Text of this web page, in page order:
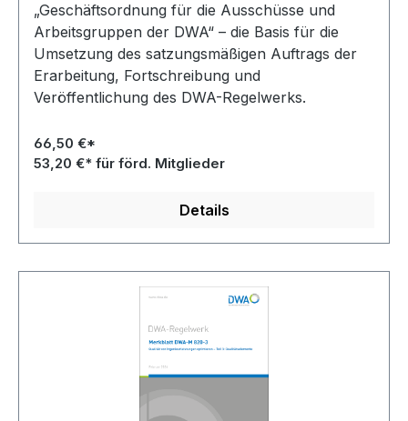
„Geschäftsordnung für die Ausschüsse und
Arbeitsgruppen der DWA“ – die Basis für die
Umsetzung des satzungsmäßigen Auftrags der
Erarbeitung, Fortschreibung und
Veröffentlichung des DWA-Regelwerks.
66,50 €*
53,20 €* für förd. Mitglieder
Details